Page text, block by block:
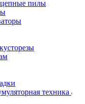
цепные пилы
техника